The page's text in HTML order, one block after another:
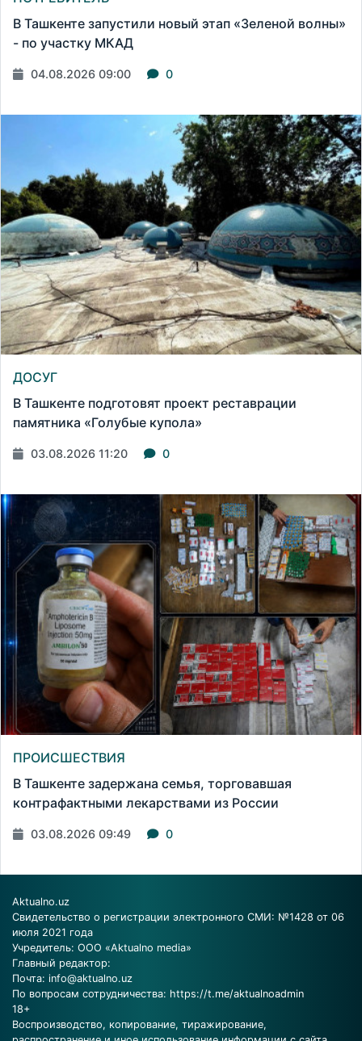
В Ташкенте запустили новый этап «Зеленой волны»
- по участку МКАД
04.08.2026 09:00 0
ДОСУГ
В Ташкенте подготовят проект реставрации
памятника «Голубые купола»
03.08.2026 11:20 0
ПРОИСШЕСТВИЯ
В Ташкенте задержана семья, торговавшая
контрафактными лекарствами из России
03.08.2026 09:49 0
Aktualno.uz
Свидетельство о регистрации электронного СМИ: №1428 от 06
июля 2021 года
Учредитель: ООО «Aktualno media»
Главный редактор:
Почта: info@aktualno.uz
По вопросам сотрудничества: https://t.me/aktualnoadmin
18+
Воспроизводство, копирование, тиражирование,